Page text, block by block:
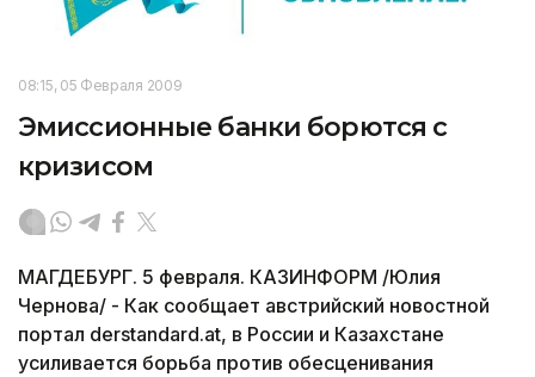
08:15, 05 Февраля 2009
Эмиссионные банки борются с
кризисом
МАГДЕБУРГ. 5 февраля. КАЗИНФОРМ /Юлия
Чернова/ - Как сообщает австрийский новостной
портал derstandard.at, в России и Казахстане
усиливается борьба против обесценивания